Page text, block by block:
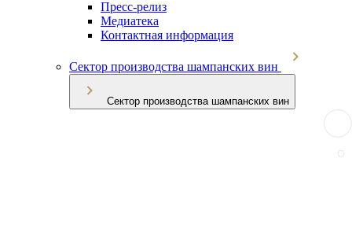
Пресс-релиз
Медиатека
Контактная информация
Сектор производства шампанских вин
Сектор производства шампанских вин